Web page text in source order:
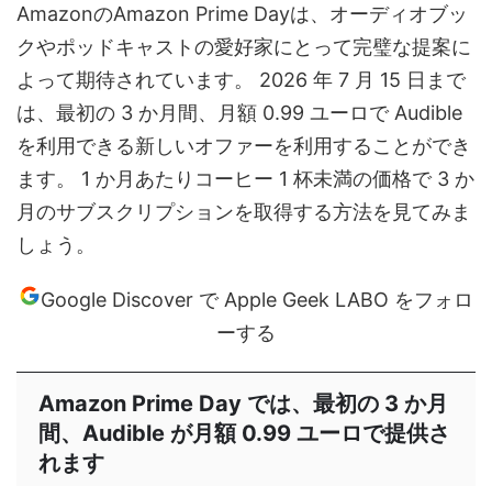
AmazonのAmazon Prime Dayは、オーディオブッ
クやポッドキャストの愛好家にとって完璧な提案に
よって期待されています。 2026 年 7 月 15 日まで
は、最初の 3 か月間、月額 0.99 ユーロで Audible
を利用できる新しいオファーを利用することができ
ます。 1 か月あたりコーヒー 1 杯未満の価格で 3 か
月のサブスクリプションを取得する方法を見てみま
しょう。
Google Discover で Apple Geek LABO をフォロ
ーする
Amazon Prime Day では、最初の 3 か月
間、Audible が月額 0.99 ユーロで提供さ
れます